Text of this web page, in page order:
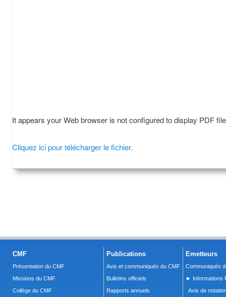
It appears your Web browser is not configured to display PDF
Cliquez ici pour télécharger le fichier.
CMF
Présentation du CMF
Missions du CMF
Collège du CMF
Publications
Avis et communiqués du CMF
Bulletins officiels
Rapports annuels
Emetteurs
Communiqués
► Informations
Avis de